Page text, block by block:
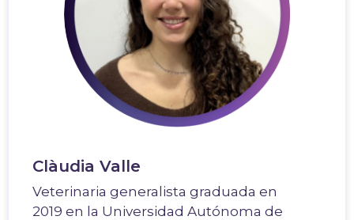
Clàudia Valle
Veterinaria generalista graduada en
2019 en la Universidad Autónoma de